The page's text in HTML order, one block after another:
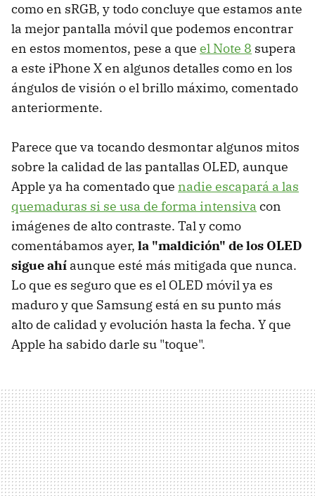
como en sRGB, y todo concluye que estamos ante
la mejor pantalla móvil que podemos encontrar
en estos momentos, pese a que el Note 8 supera
a este iPhone X en algunos detalles como en los
ángulos de visión o el brillo máximo, comentado
anteriormente.
Parece que va tocando desmontar algunos mitos
sobre la calidad de las pantallas OLED, aunque
Apple ya ha comentado que nadie escapará a las
quemaduras si se usa de forma intensiva con
imágenes de alto contraste. Tal y como
comentábamos ayer, la "maldición" de los OLED
sigue ahí aunque esté más mitigada que nunca.
Lo que es seguro que es el OLED móvil ya es
maduro y que Samsung está en su punto más
alto de calidad y evolución hasta la fecha. Y que
Apple ha sabido darle su "toque".